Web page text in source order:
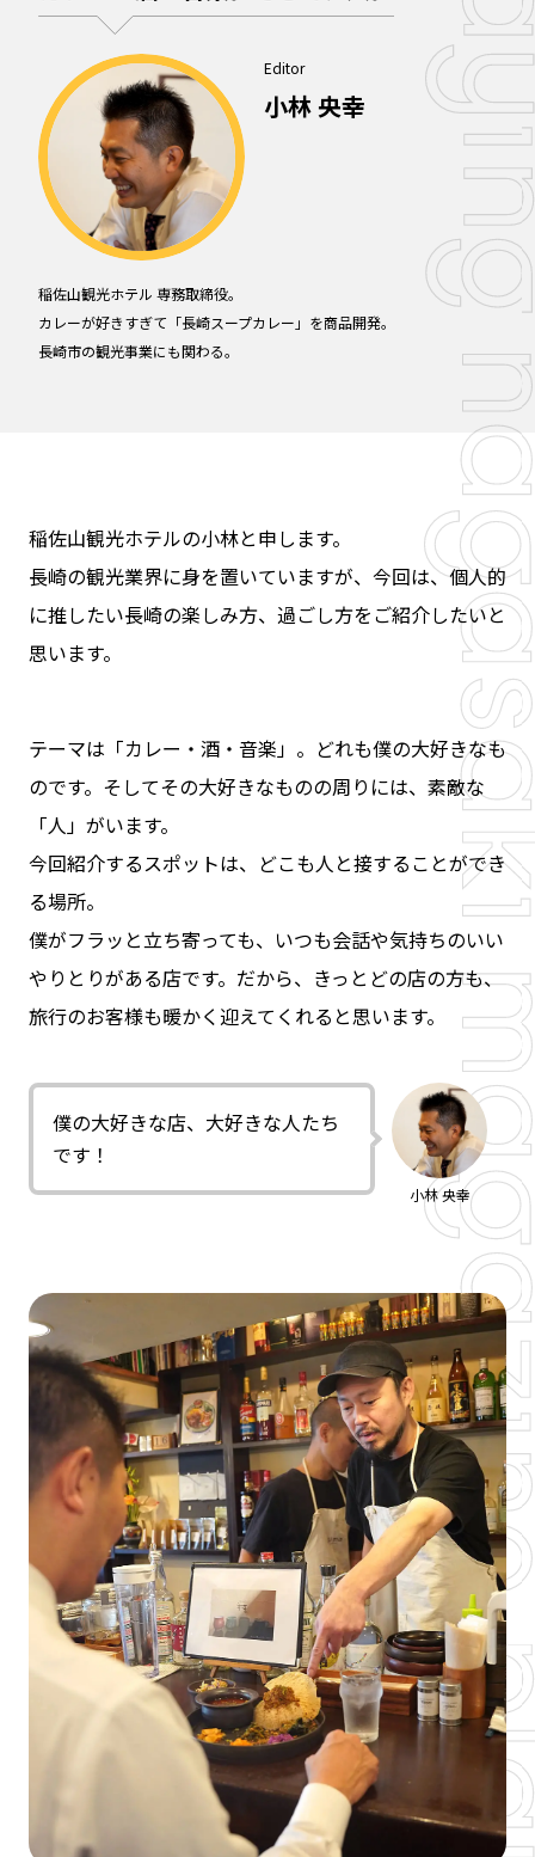
Editor
小林 央幸
稲佐山観光ホテル 専務取締役。
カレーが好きすぎて「長崎スープカレー」を商品開発。
長崎市の観光事業にも関わる。
稲佐山観光ホテルの小林と申します。
長崎の観光業界に身を置いていますが、今回は、個人的
に推したい長崎の楽しみ方、過ごし方をご紹介したいと
思います。
テーマは「カレー・酒・音楽」。どれも僕の大好きなも
のです。そしてその大好きなものの周りには、素敵な
「人」がいます。
今回紹介するスポットは、どこも人と接することができ
る場所。
僕がフラッと立ち寄っても、いつも会話や気持ちのいい
やりとりがある店です。だから、きっとどの店の方も、
旅行のお客様も暖かく迎えてくれると思います。
僕の大好きな店、大好きな人たち
です！
小林 央幸